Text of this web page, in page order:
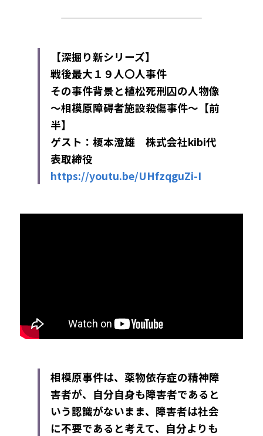
【深掘り新シリーズ】
戦後最大１９人〇人事件
その事件背景と植松死刑囚の人物像
～相模原障碍者施設殺傷事件～【前
半】
ゲスト：榎本澄雄　株式会社kibi代
表取締役
https://youtu.be/UHfzqguZi-I
相模原事件は、薬物依存症の精神障
害者が、自分自身も障害者であると
いう認識がないまま、障害者は社会
に不要であると考えて、自分よりも